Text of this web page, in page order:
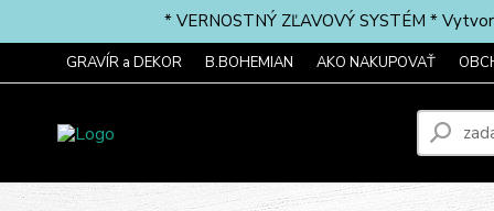
* VERNOSTNÝ ZĽAVOVÝ SYSTÉM *
GRAVÍR a DEKOR B.BOHEMIAN AKO NAKUPOVAŤ